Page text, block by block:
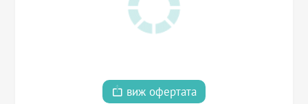
виж офертата